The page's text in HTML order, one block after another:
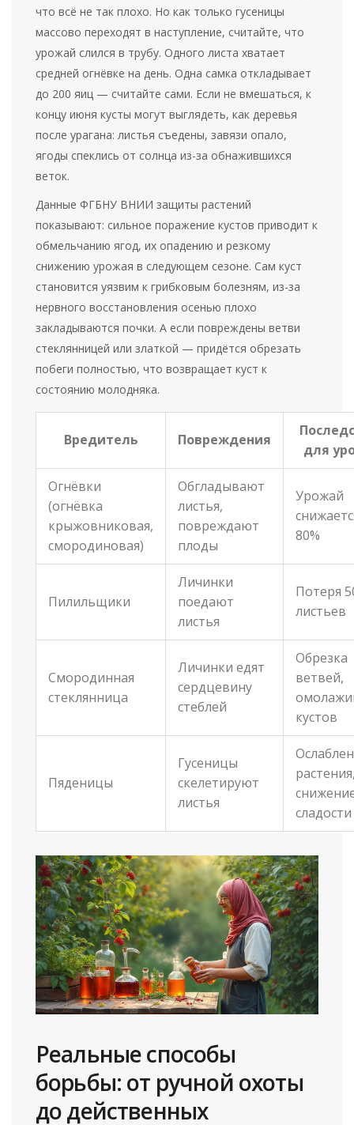
что всё не так плохо. Но как только гусеницы
массово переходят в наступление, считайте, что
урожай слился в трубу. Одного листа хватает
средней огнёвке на день. Одна самка откладывает
до 200 яиц — считайте сами. Если не вмешаться, к
концу июня кусты могут выглядеть, как деревья
после урагана: листья съедены, завязи опало,
ягоды спеклись от солнца из-за обнажившихся
веток.
Данные ФГБНУ ВНИИ защиты растений
показывают: сильное поражение кустов приводит к
обмельчанию ягод, их опадению и резкому
снижению урожая в следующем сезоне. Сам куст
становится уязвим к грибковым болезням, из-за
нервного восстановления осенью плохо
закладываются почки. А если повреждены ветви
стеклянницей или златкой — придётся обрезать
побеги полностью, что возвращает куст к
состоянию молодняка.
Вредитель Повреждения
для
Огнёвки
(огнёвка
крыжовниковая,
смородиновая)
Обгладывают
листья,
повреждают
плоды
Урожай
80%
Пилильщики
Личинки
поедают
листья
Потеря
листьев
Смородинная
стеклянница
Личинки едят
сердцевину
стеблей
Обрезка
ветвей,
кустов
Пяденицы
Гусеницы
скелетируют
листья
Реальные способы
борьбы: от ручной охоты
до действенных